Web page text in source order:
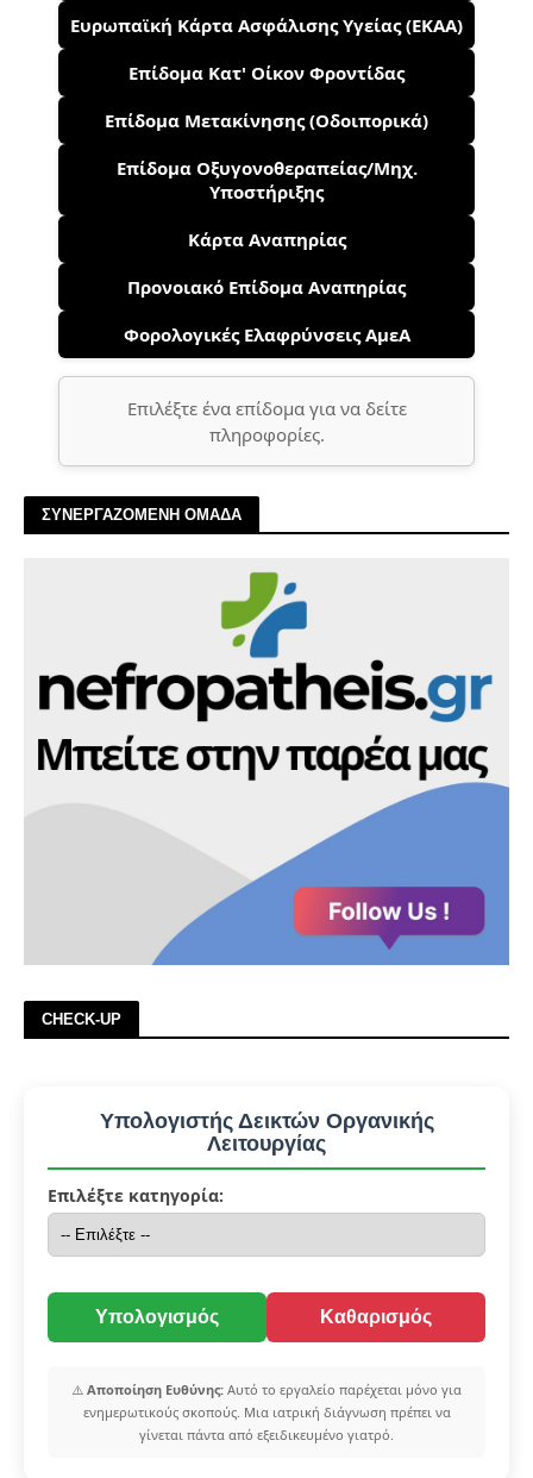
Ευρωπαϊκή Κάρτα Ασφάλισης Υγείας (ΕΚΑΑ)
Επίδομα Κατ' Οίκον Φροντίδας
Επίδομα Μετακίνησης (Οδοιπορικά)
Επίδομα Οξυγονοθεραπείας/Μηχ.
Υποστήριξης
Κάρτα Αναπηρίας
Προνοιακό Επίδομα Αναπηρίας
Φορολογικές Ελαφρύνσεις ΑμεΑ
Επιλέξτε ένα επίδομα για να δείτε
πληροφορίες.
ΣΥΝΕΡΓΑΖΟΜΕΝΗ ΟΜΑΔΑ
CHECK-UP
Υπολογιστής Δεικτών Οργανικής
Λειτουργίας
Επιλέξτε κατηγορία:
Υπολογισμός Καθαρισμός
⚠️ Αποποίηση Ευθύνης: Αυτό το εργαλείο παρέχεται μόνο για
ενημερωτικούς σκοπούς. Μια ιατρική διάγνωση πρέπει να
γίνεται πάντα από εξειδικευμένο γιατρό.